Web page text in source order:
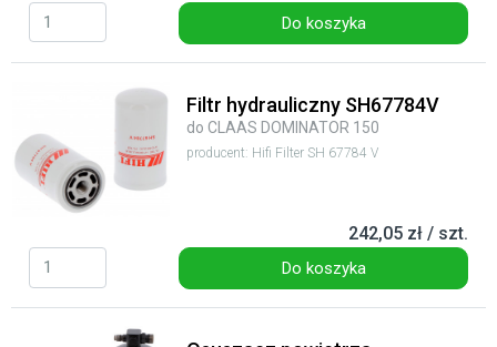
Do koszyka
Filtr hydrauliczny SH67784V
do CLAAS DOMINATOR 150
producent: Hifi Filter SH 67784 V
242,05 zł / szt.
Do koszyka